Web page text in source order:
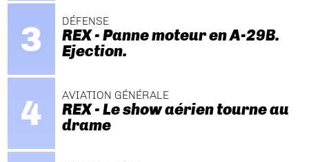
DÉFENSE
REX - Panne moteur en A-29B.
Ejection.
AVIATION GÉNÉRALE
REX - Le show aérien tourne au
drame